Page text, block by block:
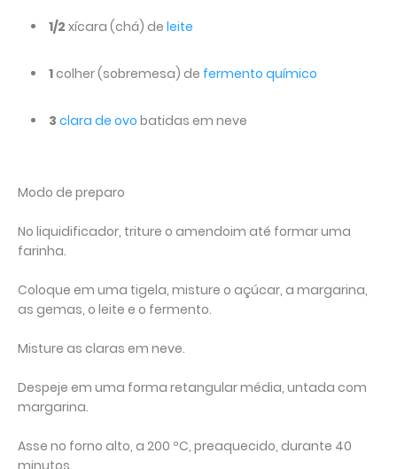
1/2 xícara (chá) de leite
1colher (sobremesa) de fermento químico
3 clara de ovo batidas em neve
Modo de preparo
No liquidificador, triture o amendoim até formar uma
farinha.
Coloque em uma tigela, misture o açúcar, a margarina,
as gemas, o leite e o fermento.
Misture as claras em neve.
Despeje em uma forma retangular média, untada com
margarina.
Asse no forno alto, a 200 ºC, preaquecido, durante 40
minutos.